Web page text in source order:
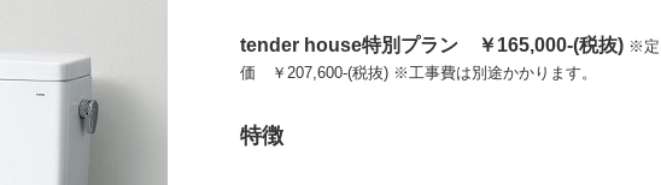
tender house特別プラン ￥165,000-(税抜) ※定
価 ￥207,600-(税抜) ※工事費は別途かかります。
特徴